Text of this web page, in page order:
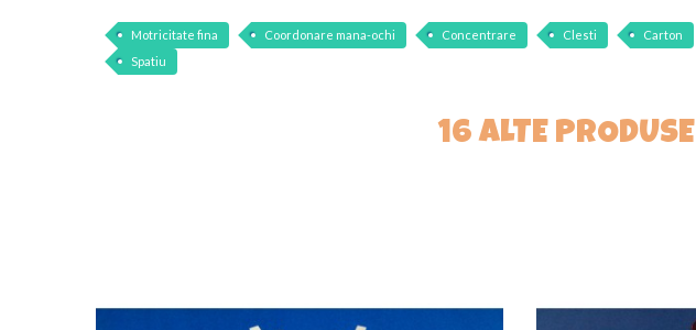
Motricitate fina Coordonare mana-ochi Concentrare Clesti Carton
Spatiu
16 ALTE